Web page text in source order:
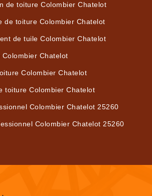
de toiture Colombier Chatelot
de toiture Colombier Chatelot
de tuile Colombier Chatelot
Chatelot
Colombier Chatelot
toiture Colombier Chatelot
Colombier Chatelot 25260
Colombier Chatelot 25260